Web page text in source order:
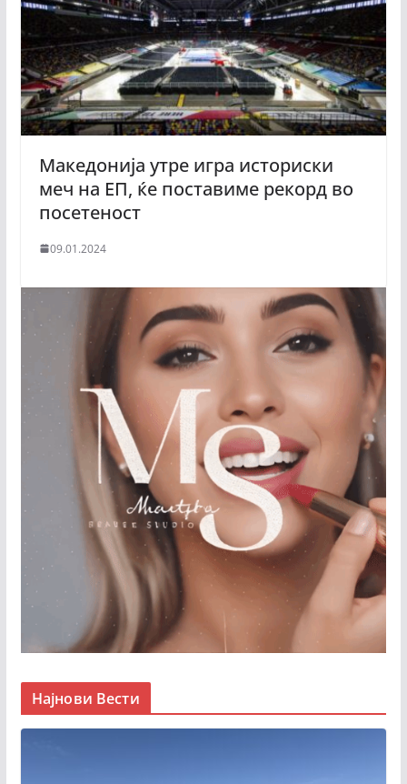
Македонија утре игра историски
меч на ЕП, ќе поставиме рекорд во
посетеност
09.01.2024
Најнови Вести